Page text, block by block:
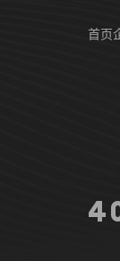
首页
4